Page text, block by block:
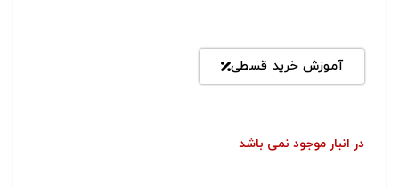
آموزش خرید قسطی
در انبار موجود نمی باشد